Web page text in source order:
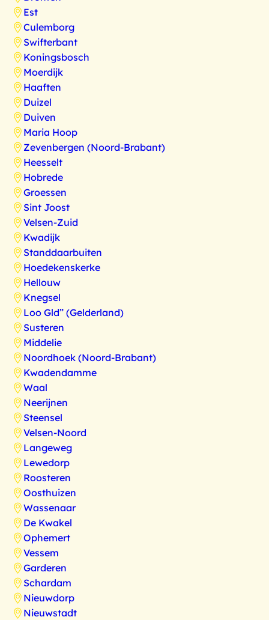
Est
Culemborg
Swifterbant
Koningsbosch
Moerdijk
Haaften
Duizel
Duiven
Maria Hoop
Zevenbergen (Noord-Brabant)
Heesselt
Hobrede
Groessen
Sint Joost
Velsen-Zuid
Kwadijk
Standdaarbuiten
Hoedekenskerke
Hellouw
Knegsel
Loo Gld” (Gelderland)
Susteren
Middelie
Noordhoek (Noord-Brabant)
Kwadendamme
Waal
Neerijnen
Steensel
Velsen-Noord
Langeweg
Lewedorp
Roosteren
Oosthuizen
Wassenaar
De Kwakel
Ophemert
Vessem
Garderen
Schardam
Nieuwdorp
Nieuwstadt